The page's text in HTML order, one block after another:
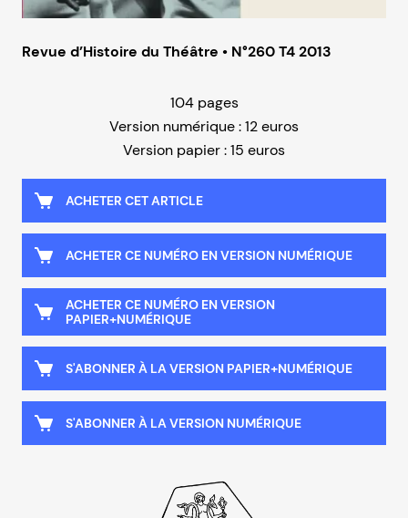
Revue d’Histoire du Théâtre • N°260 T4 2013
104 pages
Version numérique : 12 euros
Version papier : 15 euros
ACHETER CET ARTICLE
ACHETER CE NUMÉRO EN VERSION NUMÉRIQUE
ACHETER CE NUMÉRO EN VERSION
PAPIER+NUMÉRIQUE
S'ABONNER À LA VERSION PAPIER+NUMÉRIQUE
S'ABONNER À LA VERSION NUMÉRIQUE